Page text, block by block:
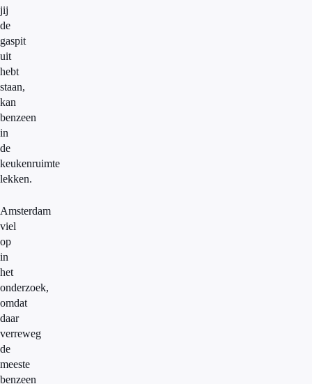
jij
de
gaspit
uit
hebt
staan,
kan
benzeen
in
de
keukenruimte
lekken.
Amsterdam
viel
op
in
het
onderzoek,
omdat
daar
verreweg
de
meeste
benzeen